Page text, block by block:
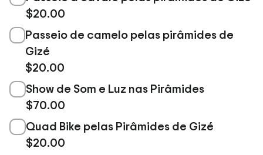
$20.00
Passeio de camelo pelas pirâmides de
Gizé
$20.00
Show de Som e Luz nas Pirâmides
$70.00
Quad Bike pelas Pirâmides de Gizé
$20.00